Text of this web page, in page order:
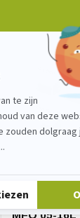
MFQ 05-16L